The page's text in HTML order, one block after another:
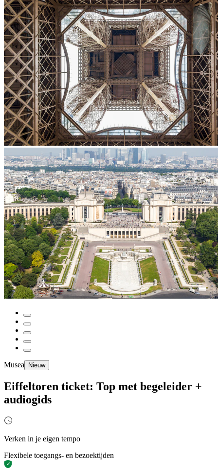
Musea Nieuw
Eiffeltoren ticket: Top met begeleider +
audiogids
Verken in je eigen tempo
Flexibele toegangs- en bezoektijden